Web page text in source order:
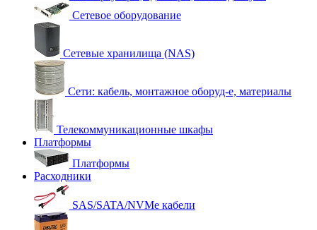
Сетевое оборудование
Сетевые хранилища (NAS)
Сети: кабель, монтажное оборуд-е, материалы
Телекоммуникационные шкафы
Платформы
Платформы
Расходники
SAS/SATA/NVMe кабели